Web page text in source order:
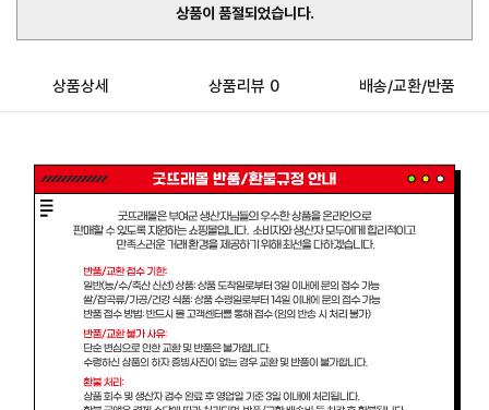
상품이 품절되었습니다.
상품상세 상품리뷰 0 배송/교환/반품